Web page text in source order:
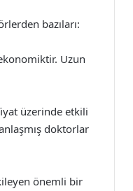
bazıları:
Uzun
üzerinde etkili
doktorlar
önemli bir